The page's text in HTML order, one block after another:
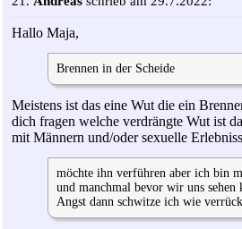
Hallo Maja,
Brennen in der Scheide
Meistens ist das eine Wut die ein
dich fragen welche verdrängte Wut ist
mit Männern und/oder sexuelle
möchte ihn verführen aber ich bin
und manchmal bevor wir uns sehen
Angst dann schwitze ich wie